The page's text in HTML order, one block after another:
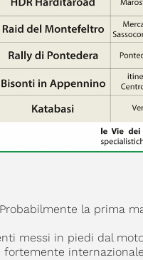
la prima
messi in piedi dal
fortemente